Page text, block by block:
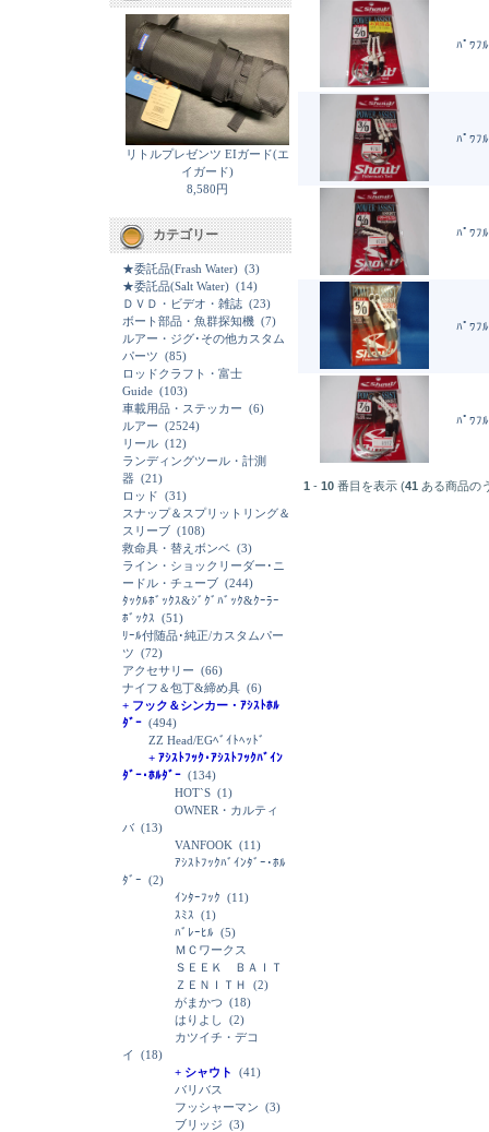
リトルプレゼンツ EIガード(エ
イガード)
8,580円
カテゴリー
★委託品(Frash Water) (3)
★委託品(Salt Water) (14)
ＤＶＤ・ビデオ・雑誌 (23)
ボート部品・魚群探知機 (7)
ルアー・ジグ･その他カスタム
パーツ (85)
ロッドクラフト・富士
Guide (103)
車載用品・ステッカー (6)
ルアー (2524)
リール (12)
ランディングツール・計測
器 (21)
ロッド (31)
スナップ＆スプリットリング＆
スリーブ (108)
救命具・替えボンベ (3)
ライン・ショックリーダー･ニ
ードル・チューブ (244)
ﾀｯｸﾙﾎﾞｯｸｽ&ｼﾞｸﾞﾊﾞｯｸ&ｸｰﾗｰ
ﾎﾞｯｸｽ (51)
ﾘｰﾙ付随品･純正/カスタムパー
ツ (72)
アクセサリー (66)
ナイフ＆包丁&締め具 (6)
+ フック＆シンカー・ｱｼｽﾄﾎﾙ
ﾀﾞｰ (494)
ZZ Head/EGﾍﾞｲﾄﾍｯﾄﾞ
+ ｱｼｽﾄﾌｯｸ･ｱｼｽﾄﾌｯｸﾊﾞｲﾝ
ﾀﾞｰ･ﾎﾙﾀﾞｰ (134)
HOT`S (1)
OWNER・カルティ
バ (13)
VANFOOK (11)
ｱｼｽﾄﾌｯｸﾊﾞｲﾝﾀﾞｰ･ﾎﾙ
ﾀﾞｰ (2)
ｲﾝﾀｰﾌｯｸ (11)
ｽﾐｽ (1)
ﾊﾞﾚｰﾋﾙ (5)
ＭＣワークス
ＳＥＥＫ ＢＡＩＴ
ＺＥＮＩＴＨ
(2)
がまかつ (18)
はりよし
(2)
カツイチ・デコ
イ
(18)
+ シャウト
(41)
バリバス
フッシャーマン (3)
ブリッジ (3)
ﾊﾟﾜﾌ
ﾊﾟﾜﾌ
ﾊﾟﾜﾌ
ﾊﾟﾜﾌ
ﾊﾟﾜﾌ
1 - 10 番目を表示 (41 ある商品の